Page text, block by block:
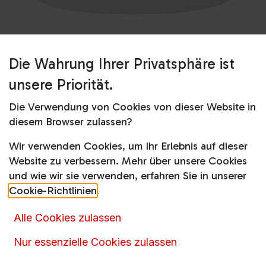
Shop Chlortabletten 5kg
Chlortabletten 5kg
34,90 € inkl. MwSt.
Die Wahrung Ihrer Privatsphäre ist
unsere Priorität.
Die Verwendung von Cookies von dieser Website in
diesem Browser zulassen?
Wir verwenden Cookies, um Ihr Erlebnis auf dieser
Website zu verbessern. Mehr über unsere Cookies
und wie wir sie verwenden, erfahren Sie in unserer
Cookie-Richtlinien.
Alle Cookies zulassen
Nur essenzielle Cookies zulassen